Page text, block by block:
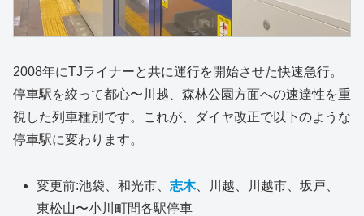
2008年にTJライナーと共に運行を開始させた快速急行。
停車駅を絞って都心〜川越、森林公園方面への速達性を重
視した列車種別です。これが、ダイヤ改正で以下のような
停車駅に変わります。
変更前:池袋、和光市、志木、川越、川越市、坂戸、
東松山〜小川町間各駅停車